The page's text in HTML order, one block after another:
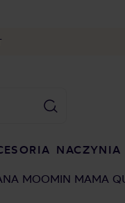
NACZYNIA
MOOMIN MAMA